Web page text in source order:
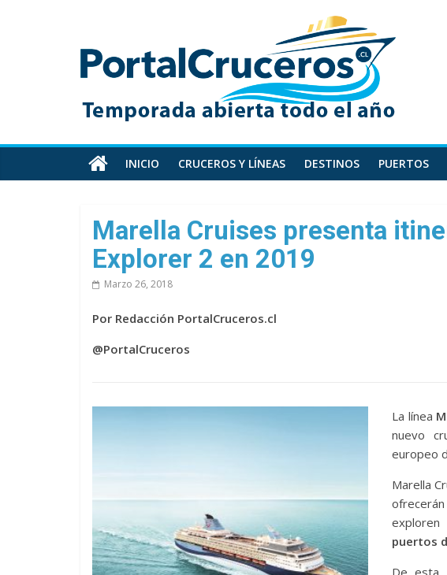
PortalCruceros
Toda
información
cruceros
en
un
sitio
INICIO CRUCEROS Y LÍNEAS DESTINOS PUERTOS
Marella Cruises presenta
Explorer 2 en 2019
Marzo 26, 2018
Por Redacción PortalCruceros.cl
@PortalCruceros
La línea
nuevo
europeo
Marella
puertos
De esta